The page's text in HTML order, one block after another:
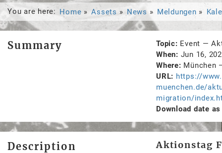
You are here: Home Assets News Meldungen
Summary Topic Event —
When
Jun 16,
Where
München
URL
https://
muenchen.de/
migration/
Download date
Description Aktionstag